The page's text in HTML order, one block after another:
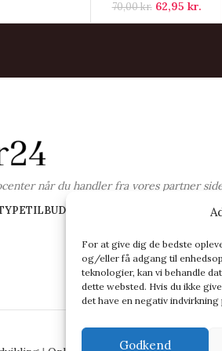
For at give dig de bedste
og/eller få adgang til
teknologier, kan vi behandle
dette websted. Hvis du ikke
det have en negativ
Godkend
70,00kr. 62,95 kr.
når du handler fra vores partner
TILBUD PÅ GAVER